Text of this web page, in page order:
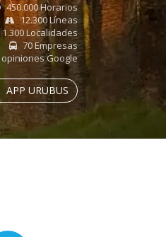
450.000 Horarios
12.300 Líneas
1.300 Localidades
70 Empresas
opiniones Google
APP URUBUS